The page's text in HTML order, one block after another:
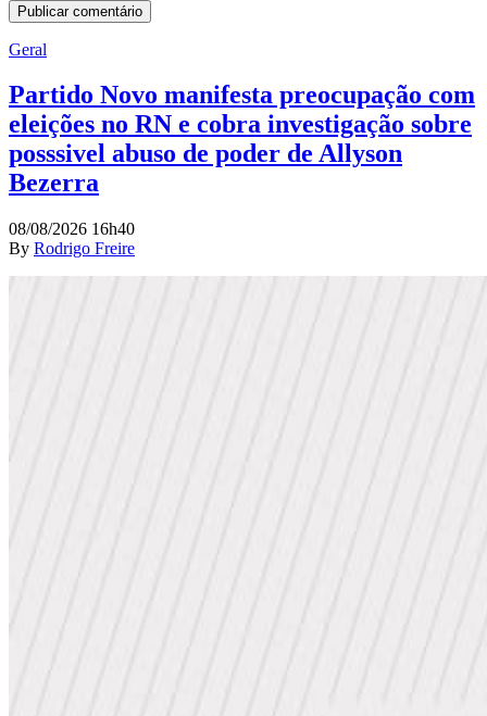
Geral
Partido Novo manifesta preocupação com
eleições no RN e cobra investigação sobre
posssivel abuso de poder de Allyson
Bezerra
08/08/2026 16h40
By Rodrigo Freire